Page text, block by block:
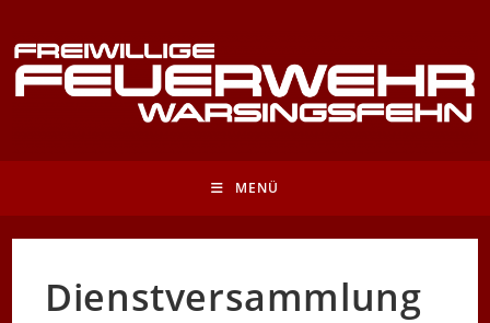
Inhalt
springen
MENÜ
Dienstversammlung